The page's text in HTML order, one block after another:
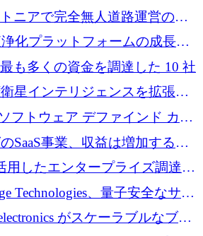
ーズ B を拡大
ニアで完全無人道路運営の承
化プラットフォームの成長に
確保
も多くの資金を調達した 10 社
星インテリジェンスを拡張す
ーロの信用枠を確保
フトウェア デファインド カメ
を拡張するためにシリーズ A
を調達
SaaS事業、収益は増加するも
減少
用したエンタープライズ調達プ
を拡大するために 4,000 万ド
Technologies、量子安全なサイ
ィ インフラストラクチャの拡
がスケーラブルなブレ